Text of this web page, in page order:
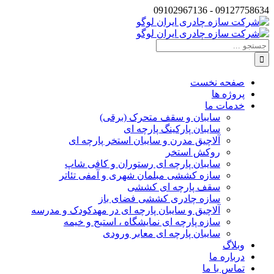
Skip
to
content
09127758634 - 09102967136
Instagram
تلفن
جستجو
برای:
صفحه نخست
پروژه ها
خدمات ما
سایبان و سقف متحرک (برقی)
سایبان پارکینگ پارچه ای
آلاچیق مدرن و سایبان استخر پارچه ای
روکش استخر
سایبان پارچه ای رستوران و کافی شاپ
سازه کششی مبلمان شهری و آمفی تئاتر
سقف پارچه ای کششی
سازه چادری کششی فضای باز
آلاچیق و سایبان پارچه ای در مهدکودک و مدرسه
سازه پارچه ای نمایشگاه ، استیج و خیمه
سایبان پارچه ای معابر ورودی
وبلاگ
درباره ما
تماس با ما